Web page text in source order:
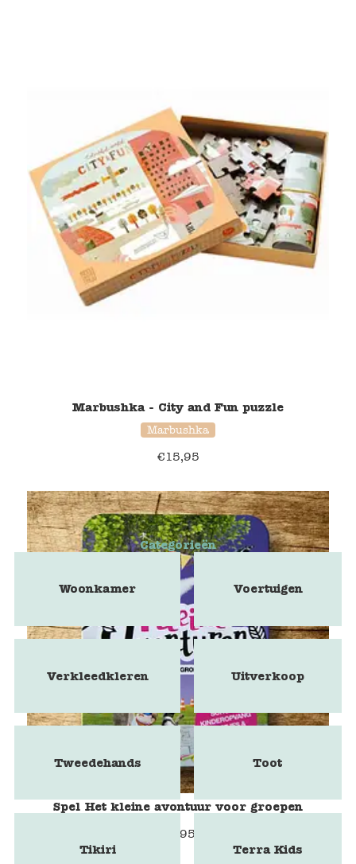
Marbushka - City and Fun puzzle
Marbushka
€15,95
Spel Het kleine avontuur voor groepen
9,95
Categorieën
Woonkamer Voertuigen
Verkleedkleren Uitverkoop
Tweedehands Toot
Tikiri Terra Kids